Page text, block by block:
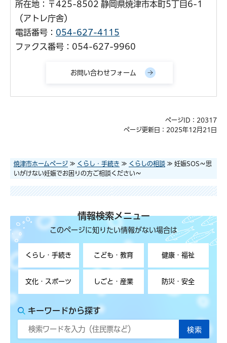
所在地：〒425-8502 静岡県焼津市本町5丁目6-1
（アトレ庁舎）
電話番号： 054-627-4115
ファクス番号：054-627-9960
ページID：20317
ページ更新日：2025年12月21日
焼津市ホームページ ≫ くらし・手続き ≫ くらしの相談 ≫ 妊娠SOS～思
いがけない妊娠でお困りの方ご相談ください～
情報検索メニュー
このページに知りたい情報がない場合は
くらし・手続き こども・教育 健康・福祉
文化・スポーツ しごと・産業 防災・安全
キーワードから探す